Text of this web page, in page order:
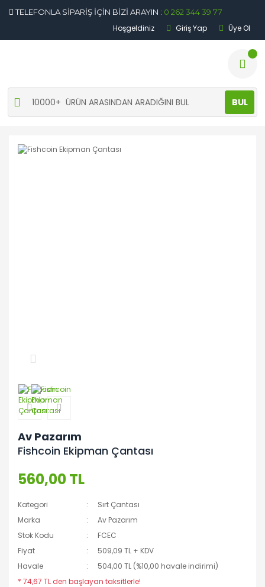
TELEFONLA SİPARİŞ İÇİN BİZİ ARAYIN : 0 262 344 39 77
Hoşgeldiniz Giriş Yap Üye Ol
BUL
Av Pazarım
Fishcoin Ekipman Çantası
560,00 TL
Kategori
Sırt Çantası
Marka
Av Pazarım
Stok Kodu
FCEC
Fiyat
509,09 TL + KDV
Havale
504,00 TL (%10,00 havale indirimi)
* 74,67 TL den başlayan taksitlerle!